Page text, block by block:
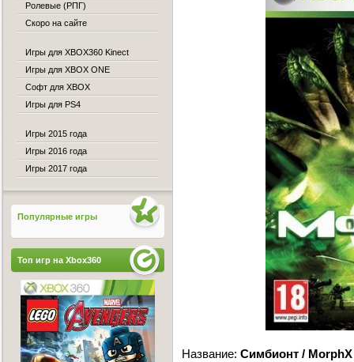
Название: Симбионт / MorphX
Ролевые (РПГ)
Скоро на сайте
Игры для XBOX360 Kinect
Игры для XBOX ONE
Софт для XBOX
Игры для PS4
Игры 2015 года
Игры 2016 года
Игры 2017 года
Популярные игры
Топ игр на Xbox360